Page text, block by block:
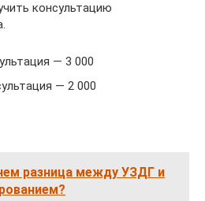
консультацию
— 3 000
— 2 000
разница между УЗДГ и